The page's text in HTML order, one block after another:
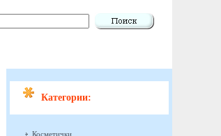
Категории:
Косметички